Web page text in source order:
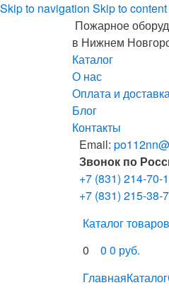
Skip to navigation Skip to content
Пожарное
в Нижнем
Каталог
О нас
Оплата и
Блог
Контакты
Email:
Звонок по
+7 (831) 214-70-
+7 (831) 215-38-
Каталог товаров
0
0 0 руб.
ГлавнаяКаталог